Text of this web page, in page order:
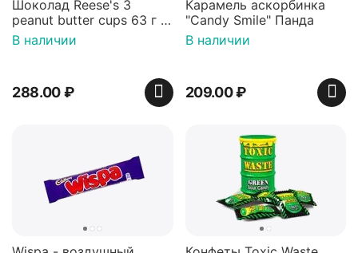
Шоколад Reese's 3
peanut butter cups 63 г с
арахисовой пастой
В наличии
288.00₽
Карамель аскорбинка
"Candy Smile" Панда
В наличии
209.00₽